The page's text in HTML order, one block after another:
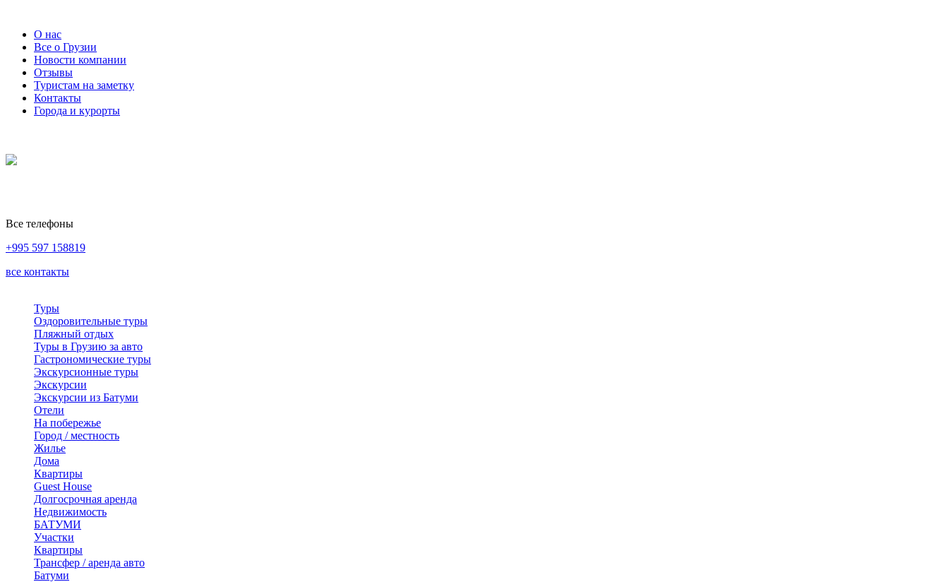
О нас
Все о Грузии
Новости компании
Отзывы
Туристам на заметку
Контакты
Города и курорты
Все телефоны
+995 597 158819
все контакты
Туры
Оздоровительные туры
Пляжный отдых
Туры в Грузию за авто
Гастрономические туры
Экскурсионные туры
Экскурсии
Экскурсии из Батуми
Отели
На побережье
Город / местность
Жилье
Дома
Квартиры
Guest House
Долгосрочная аренда
Недвижимость
БАТУМИ
Участки
Квартиры
Трансфер / аренда авто
Батуми